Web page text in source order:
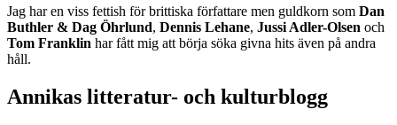
Jag har en viss fettish för brittiska författare men guldkorn som Dan
Buthler & Dag Öhrlund, Dennis Lehane, Jussi Adler-Olsen och
Tom Franklin har fått mig att börja söka givna hits även på andra
håll.
Annikas litteratur- och kulturblogg